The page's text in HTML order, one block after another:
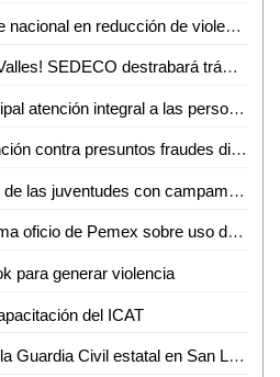
San Luis Potosí, referente nacional en reducción de violencia
¡Menos burocracia para Valles! SEDECO destrabará trámites para empresarios
Mantiene gobierno municipal atención integral a las personas adultas mayores durante junio
SSPC fortalece la prevención contra presuntos fraudes digitales
SSPC impulsa desarrollo de las juventudes con campamento de verano 2026
Alcalde de Tamuín confirma oficio de Pemex sobre uso de explosivos para actividades petroleras
para generar violencia
del ICAT
Refuerzan operativos de la Guardia Civil estatal en San Luis Potosí